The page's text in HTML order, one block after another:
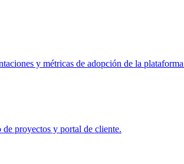
y métricas de adopción de la
proyectos y portal de cliente.